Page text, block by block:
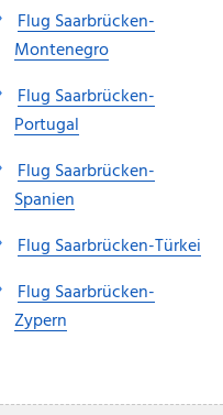
Flug Saarbrücken-
Montenegro
Flug Saarbrücken-
Portugal
Flug Saarbrücken-
Spanien
Flug Saarbrücken-Türkei
Flug Saarbrücken-
Zypern